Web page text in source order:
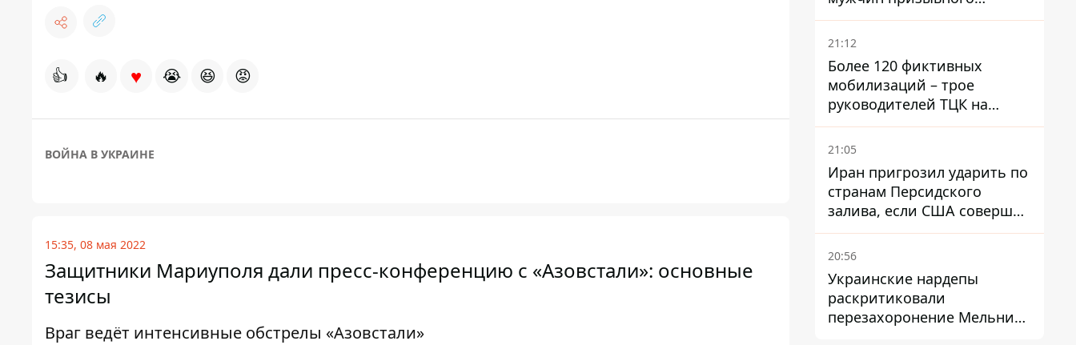
👍 🔥 ♥ 😭 😆 😡
ВОЙНА В УКРАИНЕ
15:35, 08 мая 2022
Защитники Мариуполя дали пресс-конференцию с «Азовстали»: основные
тезисы
Враг ведёт интенсивные обстрелы «Азовстали»
возраста - кого это может
затронуть
21:12
Более 120 фиктивных
мобилизаций – трое
руководителей ТЦК на
Волыни и Буковине
получили подозрения за
21:05
Иран пригрозил ударить по
странам Персидского
залива, если США совершат
хотя бы одну атаку - Reuters
20:56
Украинские нардепы
раскритиковали
перезахоронение Мельника